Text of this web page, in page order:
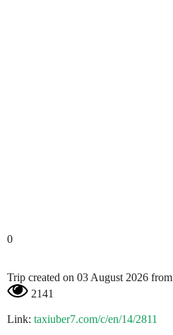
0
Trip created on 03 August 2026 from
2141
Link: taxiuber7.com/c/en/14/2811